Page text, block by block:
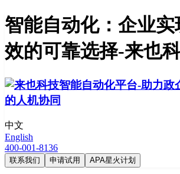
智能自动化：企业
效的可靠选择-来也
中文
English
400-001-8136
联系我们 申请试用 APA星火计划